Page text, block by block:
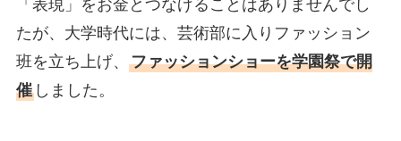
「表現」をお金とつなげることはありませんでし
たが、大学時代には、芸術部に入りファッション
班を立ち上げ、 ファッションショーを学園祭で開
催しました。